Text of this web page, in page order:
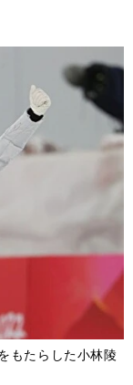
もたらした小林陵